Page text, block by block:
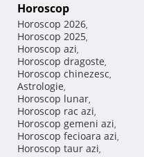
Horoscop
Horoscop 2026,
Horoscop 2025,
Horoscop azi,
Horoscop dragoste,
Horoscop chinezesc,
Astrologie,
Horoscop lunar,
Horoscop rac azi,
Horoscop gemeni azi,
Horoscop fecioara azi,
Horoscop taur azi,